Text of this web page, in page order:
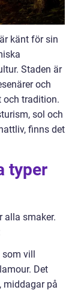
känt för sin
Staden är
och
och tradition.
sol och
finns det
typer
alla smaker.
vill
Det
middagar på